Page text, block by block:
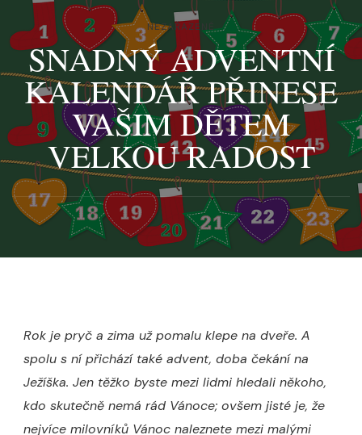
NEZAŘAZENÉ
SNADNÝ ADVENTNÍ
KALENDÁŘ PŘINESE
VAŠIM DĚTEM
VELKOU RADOST
Rok je pryč a zima už pomalu klepe na dveře. A
spolu s ní přichází také advent, doba čekání na
Ježíška. Jen těžko byste mezi lidmi hledali někoho,
kdo skutečně nemá rád Vánoce; ovšem jisté je, že
nejvíce milovníků Vánoc naleznete mezi malými